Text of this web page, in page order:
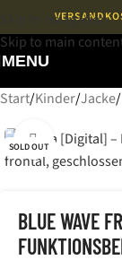
Skip to navigation
Skip to main
MENU
Start/Kinder/Jacke/
SOLD OUT Bild
BLUE WAVE